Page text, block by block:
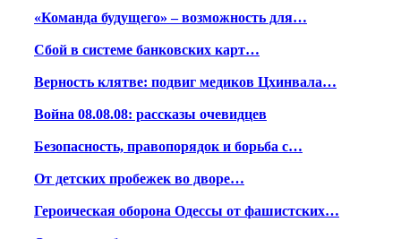
«Команда будущего» – возможность для…
Сбой в системе банковских карт…
Верность клятве: подвиг медиков Цхинвала…
Война 08.08.08: рассказы очевидцев
Безопасность, правопорядок и борьба с…
От детских пробежек во дворе…
Героическая оборона Одессы от фашистских…